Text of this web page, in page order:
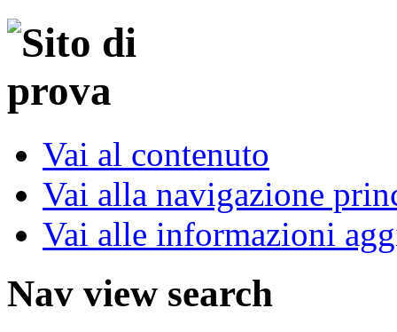
Vai al contenuto
Vai alla navigazione
Vai alle informazioni
Nav view search